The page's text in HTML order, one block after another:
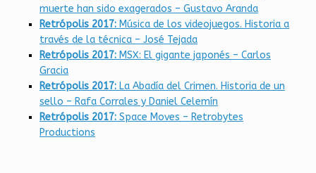
muerte han sido exagerados – Gustavo Aranda
Retrópolis 2017: Música de los videojuegos. Historia a
través de la técnica – José Tejada
Retrópolis 2017: MSX: El gigante japonés – Carlos
Gracia
Retrópolis 2017: La Abadía del Crimen. Historia de un
sello – Rafa Corrales y Daniel Celemín
Retrópolis 2017: Space Moves – Retrobytes
Productions